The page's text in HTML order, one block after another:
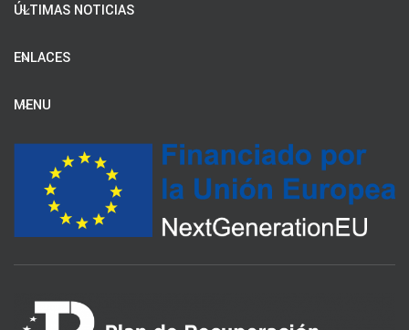
ÚLTIMAS NOTICIAS
ENLACES
MENU